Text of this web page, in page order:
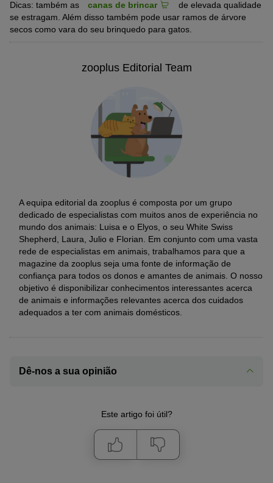
Dicas: também as canas de brincar
de elevada qualidade
se estragam. Além disso também pode usar ramos de árvore
secos como vara do seu brinquedo para gatos.
zooplus Editorial Team
A equipa editorial da zooplus é composta por um grupo
dedicado de especialistas com muitos anos de experiência no
mundo dos animais: Luisa e o Elyos, o seu White Swiss
Shepherd, Laura, Julio e Florian. Em conjunto com uma vasta
rede de especialistas em animais, trabalhamos para que a
magazine da zooplus seja uma fonte de informação de
confiança para todos os donos e amantes de animais. O nosso
objetivo é disponibilizar conhecimentos interessantes acerca
de animais e informações relevantes acerca dos cuidados
adequados a ter com animais domésticos.
Dê-nos a sua opinião
Este artigo foi útil?